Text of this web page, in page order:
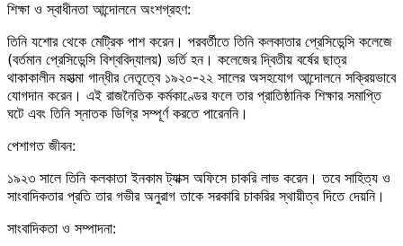
শিক্ষা ও স্বাধীনতা আন্দোলনে অংশগ্রহণ:
তিনি যশোর থেকে মেট্রিক পাশ করেন। পরবর্তীতে তিনি কলকাতার প্রেসিডেন্সি কলেজে
(বর্তমান প্রেসিডেন্সি বিশ্ববিদ্যালয়) ভর্তি হন। কলেজের দ্বিতীয় বর্ষের ছাত্র
থাকাকালীন মহাত্মা গান্ধীর নেতৃত্বে ১৯২০-২২ সালের অসহযোগ আন্দোলনে সক্রিয়ভাবে
যোগদান করেন। এই রাজনৈতিক কর্মকাণ্ডের ফলে তার প্রাতিষ্ঠানিক শিক্ষার সমাপ্তি
ঘটে এবং তিনি স্নাতক ডিগ্রি সম্পূর্ণ করতে পারেননি।
পেশাগত জীবন:
১৯২৩ সালে তিনি কলকাতা ইনকাম ট্যাক্স অফিসে চাকরি লাভ করেন। তবে সাহিত্য ও
সাংবাদিকতার প্রতি তার গভীর অনুরাগ তাকে সরকারি চাকরির স্থায়ীত্ব দিতে দেয়নি।
সাংবাদিকতা ও সম্পাদনা: